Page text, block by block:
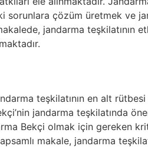
çözüm üretmek ve
jandarma teşkilatının
teşkilatının en alt
jandarma teşkilatında
Bekçi olmak için gereken
makale, jandarma